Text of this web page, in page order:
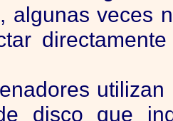
algunas veces
disco que